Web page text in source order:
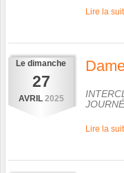
Lire la
Le dimanche
27
AVRIL 2025
Lire la